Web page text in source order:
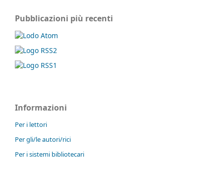
Pubblicazioni più recenti
Informazioni
Per i lettori
Per gli/le autori/rici
Per i sistemi bibliotecari